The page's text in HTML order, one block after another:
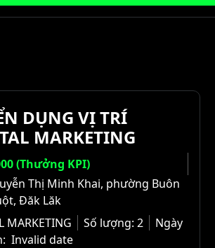
DỤNG VỊ TRÍ
MARKETING
(Thưởng KPI)
Thị Minh Khai, phường Buôn
Đăk Lăk
MARKETING
Số lượng: 2
Ngày
Invalid date